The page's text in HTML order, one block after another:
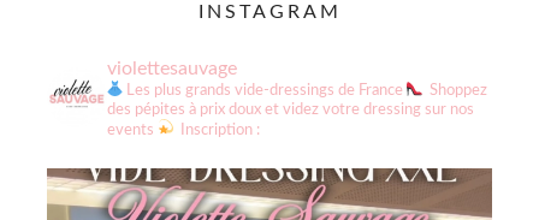
INSTAGRAM
violettesauvage
Les plus grands vide-dressings de France
Shoppez
des pépites à prix doux et videz votre dressing sur nos
events
Inscription :